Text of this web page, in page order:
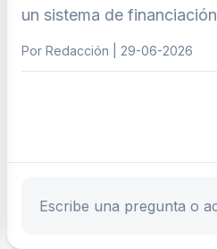
un sistema de financiación
Por Redacción | 29-06-2026
Escribe tu pregunta